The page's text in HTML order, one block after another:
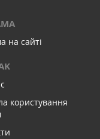
на сайті
користування